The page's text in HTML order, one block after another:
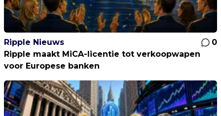
Ripple Nieuws
0
Ripple maakt MiCA-licentie tot verkoopwapen
voor Europese banken